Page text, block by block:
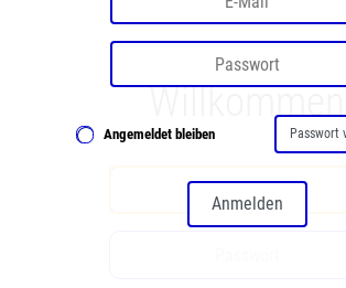
Angemeldet bleiben Passwort
Anmelden
Willkommen